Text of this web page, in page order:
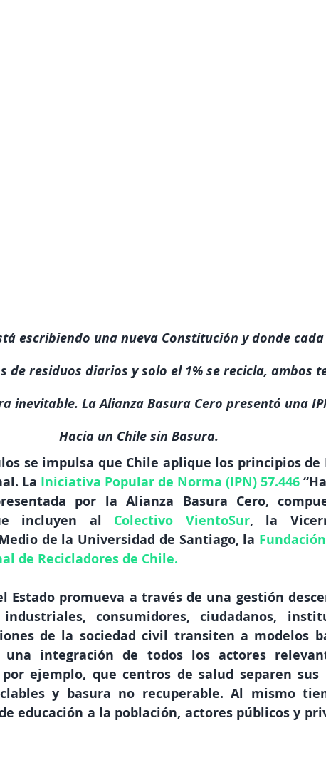
escribiendo una nueva Constitución y donde
de residuos diarios y solo el 1% se recicla, ambos
inevitable. La Alianza Basura Cero presentó una
Hacia un Chile sin Basura.
se impulsa que Chile aplique los principios de
La Iniciativa Popular de Norma (IPN) 57.446
por la Alianza Basura Cero,
incluyen al Colectivo VientoSur, la
de la Universidad de Santiago, la
de Recicladores de Chile.
Estado promueva a través de una gestión
consumidores, ciudadanos,
de la sociedad civil transiten a modelos
una integración de todos los actores
por ejemplo, que centros de salud separen sus
y basura no recuperable. Al mismo
educación a la población, actores públicos y